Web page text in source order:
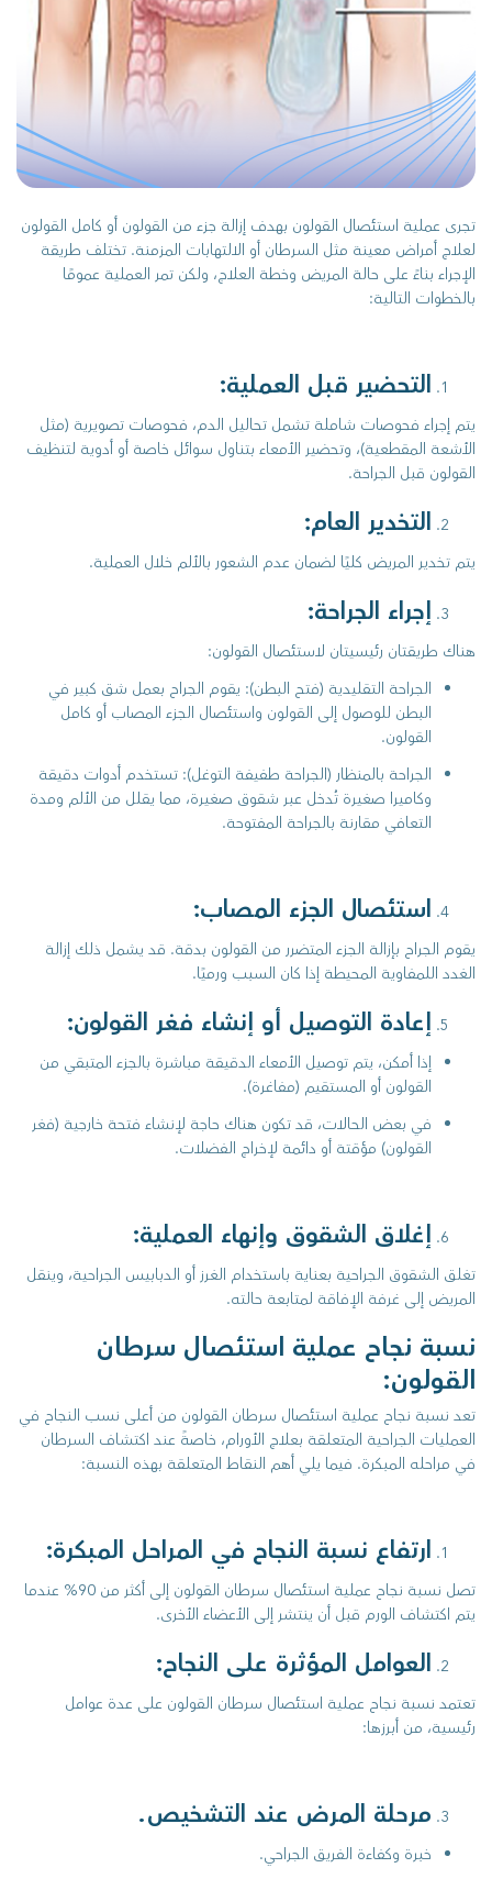
تجرى عملية استئصال القولون بهدف إزالة جزء من القولون أو كامل القولون
لعلاج أمراض معينة مثل السرطان أو الالتهابات المزمنة. تختلف طريقة
الإجراء بناءً على حالة المريض وخطة العلاج، ولكن تمر العملية عمومًا
بالخطوات التالية:
التحضير قبل العملية:
يتم إجراء فحوصات شاملة تشمل تحاليل الدم، فحوصات تصويرية (مثل
الأشعة المقطعية)، وتحضير الأمعاء بتناول سوائل خاصة أو أدوية لتنظيف
القولون قبل الجراحة.
التخدير العام:
يتم تخدير المريض كليًا لضمان عدم الشعور بالألم خلال العملية.
إجراء الجراحة:
هناك طريقتان رئيسيتان لاستئصال القولون:
الجراحة التقليدية (فتح البطن): يقوم الجراح بعمل شق كبير في
البطن للوصول إلى القولون واستئصال الجزء المصاب أو كامل
القولون.
الجراحة بالمنظار (الجراحة طفيفة التوغل): تستخدم أدوات دقيقة
وكاميرا صغيرة تُدخل عبر شقوق صغيرة، مما يقلل من الألم ومدة
التعافي مقارنة بالجراحة المفتوحة.
استئصال الجزء المصاب:
يقوم الجراح بإزالة الجزء المتضرر من القولون بدقة. قد يشمل ذلك إزالة
الغدد اللمفاوية المحيطة إذا كان السبب ورميًا.
إعادة التوصيل أو إنشاء فغر القولون:
إذا أمكن، يتم توصيل الأمعاء الدقيقة مباشرة بالجزء المتبقي من
القولون أو المستقيم (مفاغرة).
في بعض الحالات، قد تكون هناك حاجة لإنشاء فتحة خارجية (فغر
القولون) مؤقتة أو دائمة لإخراج الفضلات.
إغلاق الشقوق وإنهاء العملية:
تغلق الشقوق الجراحية بعناية باستخدام الغرز أو الدبابيس الجراحية، وينقل
المريض إلى غرفة الإفاقة لمتابعة حالته.
نسبة نجاح عملية استئصال سرطان
القولون:
تعد نسبة نجاح عملية استئصال سرطان القولون من أعلى نسب النجاح في
العمليات الجراحية المتعلقة بعلاج الأورام، خاصةً عند اكتشاف السرطان
في مراحله المبكرة. فيما يلي أهم النقاط المتعلقة بهذه النسبة:
ارتفاع نسبة النجاح في المراحل المبكرة:
تصل نسبة نجاح عملية استئصال سرطان القولون إلى أكثر من 90% عندما
يتم اكتشاف الورم قبل أن ينتشر إلى الأعضاء الأخرى.
العوامل المؤثرة على النجاح:
تعتمد نسبة نجاح عملية استئصال سرطان القولون على عدة عوامل
رئيسية، من أبرزها:
مرحلة المرض عند التشخيص.
خبرة وكفاءة الفريق الجراحي.